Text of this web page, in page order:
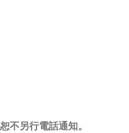
不另行電話通知。